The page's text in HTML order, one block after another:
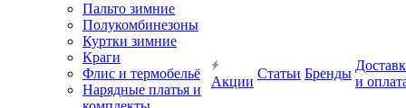
Пальто зимние
Полукомбинезоны
Куртки зимние
Краги
Флис и термобельё
Нарядные платья и
Акции
Статьи Бренды
и